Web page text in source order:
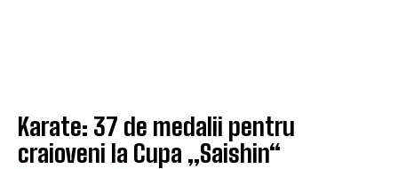
Karate: 37 de medalii pentru
craioveni la Cupa „Saishin“